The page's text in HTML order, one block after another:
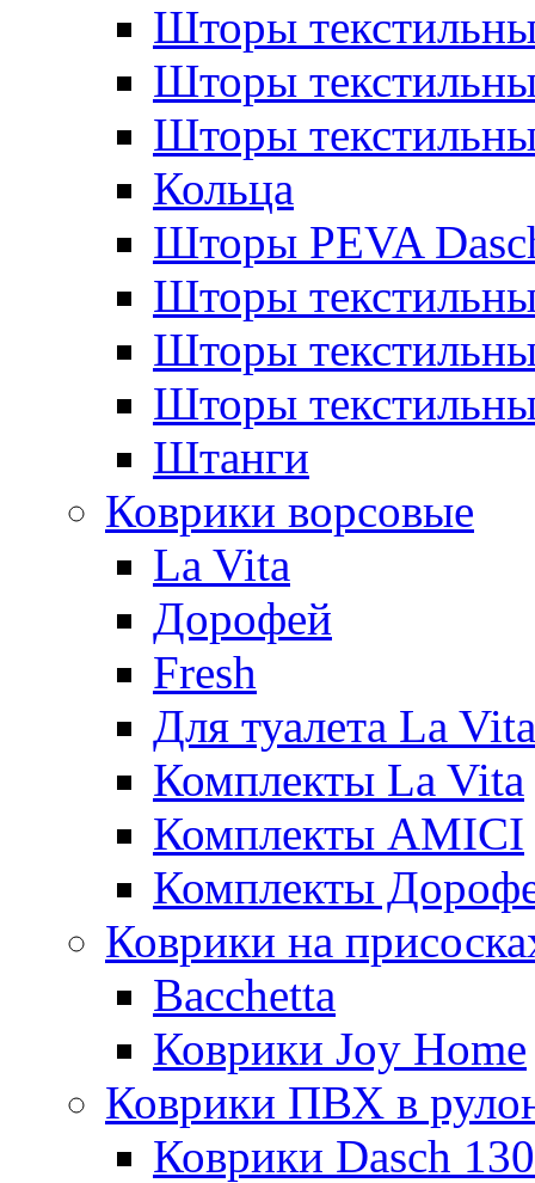
Шторы
Шторы
Шторы
Кольца
Шторы PEVA
Шторы
Шторы
Шторы
Штанги
Коврики ворсовые
La Vita
Дорофей
Fresh
Для туалета La Vita
Комплекты La Vita
Комплекты AMICI
Комплекты
Коврики на
Bacchetta
Коврики Joy Home
Коврики ПВХ в
Коврики Dasch